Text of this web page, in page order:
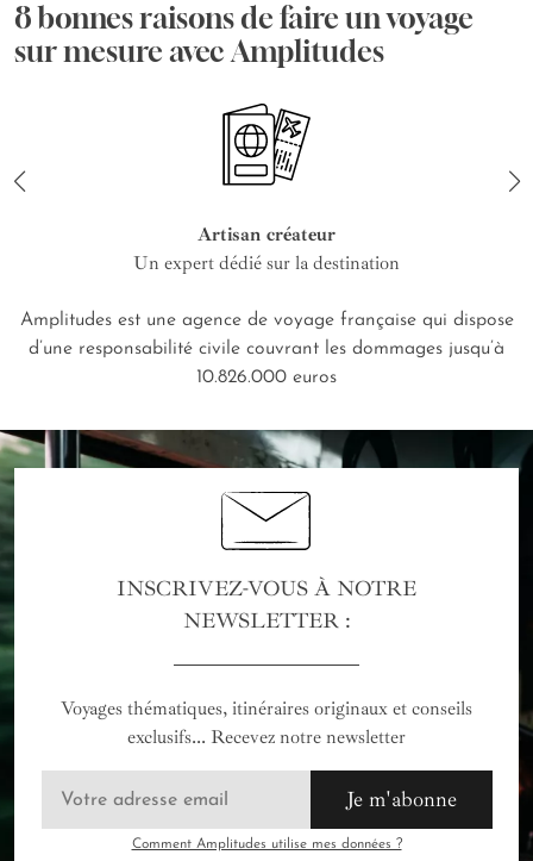
8 bonnes raisons de faire un voyage
sur mesure avec Amplitudes
Artisan créateur
Un expert dédié sur la destination
Amplitudes est une agence de voyage française qui dispose
d’une responsabilité civile couvrant les dommages jusqu’à
10.826.000 euros
INSCRIVEZ-VOUS À NOTRE
NEWSLETTER :
Voyages thématiques, itinéraires originaux et conseils
exclusifs... Recevez notre newsletter
Je m'abonne
Comment Amplitudes utilise mes données ?